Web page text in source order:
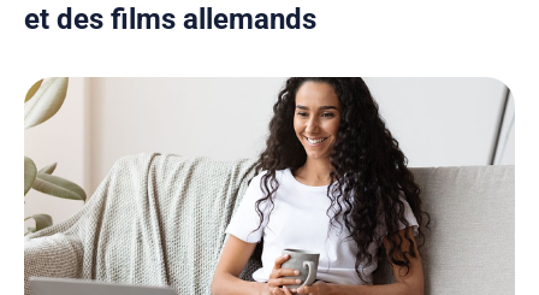
et des films allemands